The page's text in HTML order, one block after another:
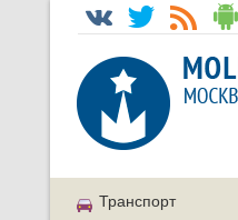
Транспорт